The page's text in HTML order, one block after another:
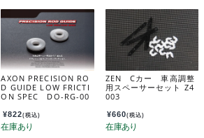
AXON PRECISION RO
D GUIDE LOW FRICTI
ON SPEC DO-RG-00
¥822(税込)
ZEN Cカー 車高調整
用スペーサーセット Z4
003
¥660(税込)